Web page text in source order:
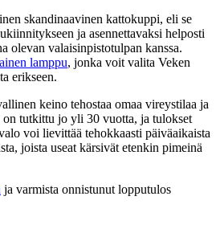
skandinaavinen kattokuppi, eli se
ja asennettavaksi helposti
olevan valaisinpistotulpan kanssa.
lamppu, jonka voit valita Veken
erikseen.
keino tehostaa omaa vireystilaa ja
on tutkittu jo yli 30 vuotta, ja tulokset
voi lievittää tehokkaasti päiväaikaista
joista useat kärsivät etenkin pimeinä
ja varmista onnistunut lopputulos